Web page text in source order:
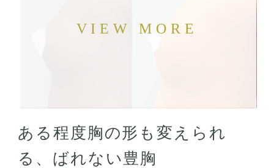
ある程度胸の形も変えられ
る、ばれない豊胸